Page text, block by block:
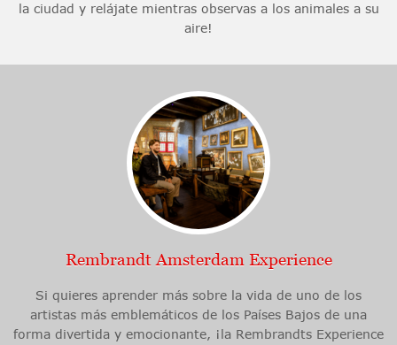
la ciudad y relájate mientras observas a los animales a su
aire!
Rembrandt Amsterdam Experience
Si quieres aprender más sobre la vida de uno de los
artistas más emblemáticos de los Países Bajos de una
forma divertida y emocionante, ¡la Rembrandts Experience